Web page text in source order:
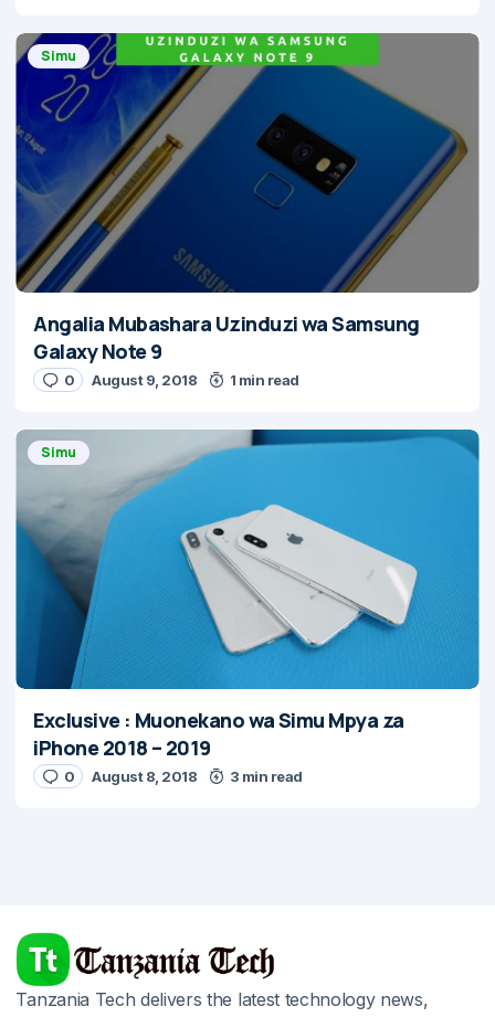
Simu
Angalia Mubashara Uzinduzi wa Samsung
Galaxy Note 9
0 August 9, 2018 1 min read
Simu
Exclusive : Muonekano wa Simu Mpya za
iPhone 2018 – 2019
0 August 8, 2018 3 min read
Tanzania Tech delivers the latest technology news,